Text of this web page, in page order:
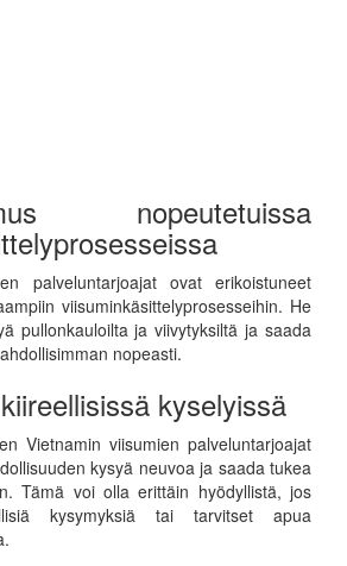
nopeutetuissa
palveluntarjoajat ovat erikoistuneet
viisuminkäsittelyprosesseihin. He
pullonkauloilta ja viivytyksiltä ja saada
nopeasti.
kyselyissä
Vietnamin viisumien palveluntarjoajat
kysyä neuvoa ja saada tukea
Tämä voi olla erittäin hyödyllistä, jos
kysymyksiä tai tarvitset apua